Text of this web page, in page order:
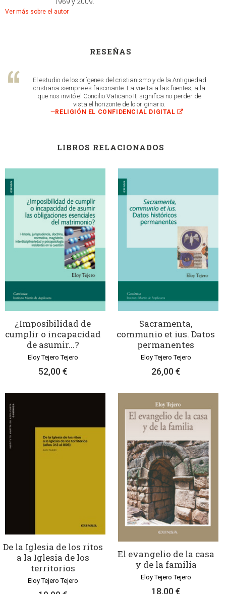
Ver más sobre el autor
RESEÑAS
El estudio de los orígenes del cristianismo y de la Antigüedad
cristiana siempre es fascinante. La vuelta a las fuentes, a la
que nos invitó el Concilio Vaticano II, significa no perder de
vista el horizonte de lo originario.
—RELIGIÓN EL CONFIDENCIAL DIGITAL
LIBROS RELACIONADOS
¿Imposibilidad de
cumplir o incapacidad
de asumir...?
Eloy Tejero Tejero
52,00 €
Sacramenta,
communio et ius. Datos
permanentes
Eloy Tejero Tejero
26,00 €
De la Iglesia de los ritos
a la Iglesia de los
territorios
Eloy Tejero Tejero
El evangelio de la casa
y de la familia
Eloy Tejero Tejero
18,00 €